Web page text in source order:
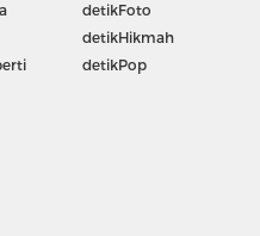
detikFoto
detikHikmah
detikPop